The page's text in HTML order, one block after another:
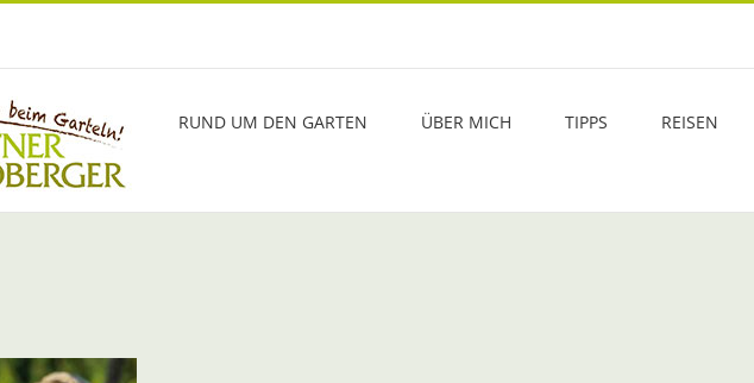
RUND UM DEN GARTEN ÜBER MICH TIPPS REISEN